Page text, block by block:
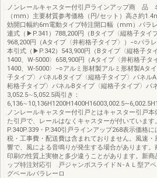
ノンレールキャスター付引戸ラインアップ商 品
（mm）主要材質参考価格（円/セット）高さ約
効開口幅約6m電動タイプ特注開口幅（mm）パラ
連式（▶P.341）788,200円（Bタイプ〈縦格子タイプ
968,200円（Aタイプ〈井桁格子タイプ〉）−○パラ
本引式（▶P.342）543,900円（Bタイプ〈縦格子タ
1400、W-5000〉658,900円（Aタイプ〈井桁格子タ
1400、W-5000〉−○アルミ形材製アルミ形材製Aタ
子タイプ〉パネルBタイプ〈縦格子タイプ〉パネル
桁格子タイプ〉パネルBタイプ〈縦格子タイプ〉パ
3,052.5∼5,052.5両引き：
ノンレールキャスター付引戸とはキャスター引戸本
た引戸で、レールはなくキャスターが付いています。
P.340P.339・P.340引戸ラインアップ268表示価格に
税・工事費・配送費は含まれておりません。風速・
響で、風による音鳴りが発生する場合があります。
印刷の性質上実物と多少違うことがあります。新商
ップ特注対応引 戸ジャンボスライドＮ-ＡＬ型ア
グベールパラレーロ